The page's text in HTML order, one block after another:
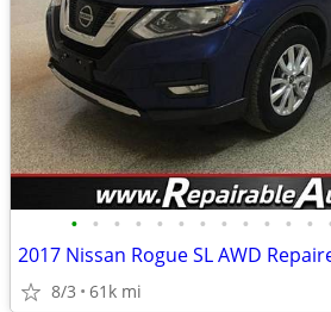
• • • • • • • • • • • •
2017 Nissan Rogue SL AWD
8/3 61k mi